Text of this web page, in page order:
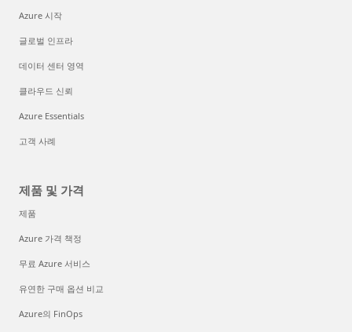
Azure 시작
글로벌 인프라
데이터 센터 영역
클라우드 신뢰
Azure Essentials
고객 사례
제품 및 가격
제품
Azure 가격 책정
무료 Azure 서비스
유연한 구매 옵션 비교
Azure의 FinOps